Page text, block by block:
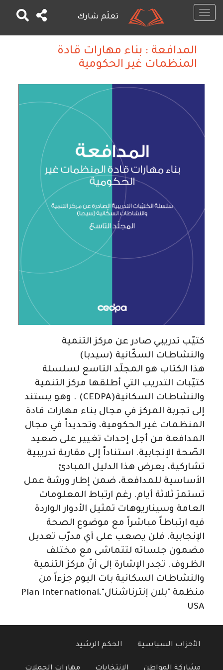
تجاوز
تعلَم شارك
Toggle
المدافعة : بناء مهارات قادة
المنظمات غير الحكومية
كتيّب تدريبي صادر عن مركز التنمية
والنشاطات السكّانية (سيدبا)
هذا الكتاب هو المجلّد التاسع لسلسلة
كتيّبات التدريب التي أطلقها مركز التنمية
والنشاطات السكانية(CEDPA) . وهو يستند
إلى تجربة المركز في مجال بناء مهارات قادة
المنظمات غير الحكومية، وتحديداً في مجال
المدافعة من أجل إحداث تغيير على صعيد
الصّحة الإنجابية. استناداً إلى مقاربة تدريبية
تشاركية، يعرض هذا الدليل المبادئ
الأساسية للمدافعة، ضمن إطار ورشة عمل
تستمرّ ثلاثة أيام. رغم ارتباط المعلومات
العامة وسيناريوهات تمثيل الأدوار الواردة
فيه ارتباطاً مباشراً مع موضوع الصحة
الإنجابية، فلن يصعب على أي مدرّب تعديل
مضمون جلساته لتتماشى مع مختلف
الظروف. تجدر الإشارة إلى أنّ مركز التنمية
والنشاطات السكانية بات اليوم جزءاً من
منظمة "بلان إنترناشنال"،Plan International
USA
الأحزاب السياسية الحكم الرشيد